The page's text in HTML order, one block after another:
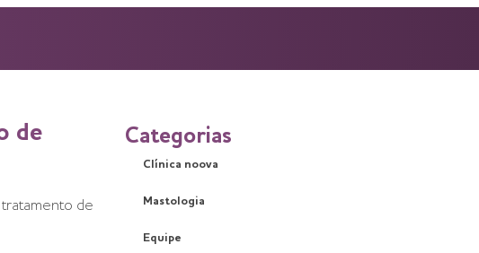
de
de
Categorias
Clínica noova
Mastologia
Equipe